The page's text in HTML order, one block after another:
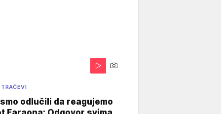
odlučili da reagujemo